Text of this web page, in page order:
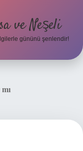
ve Neşeli
gününü şenlendir!